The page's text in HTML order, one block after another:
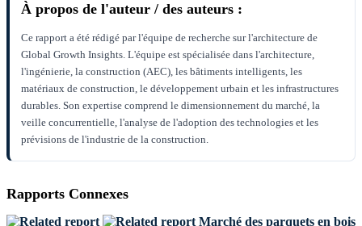
À propos de l'auteur / des auteurs :
Ce rapport a été rédigé par l'équipe de recherche sur l'architecture de
Global Growth Insights. L'équipe est spécialisée dans l'architecture,
l'ingénierie, la construction (AEC), les bâtiments intelligents, les
matériaux de construction, le développement urbain et les infrastructures
durables. Son expertise comprend le dimensionnement du marché, la
veille concurrentielle, l'analyse de l'adoption des technologies et les
prévisions de l'industrie de la construction.
Rapports Connexes
Marché des parquets en bois